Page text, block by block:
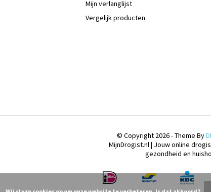
Mijn verlanglijst
Vergelijk producten
© Copyright 2026 - Theme By
MijnDrogist.nl | Jouw online
gezondheid en